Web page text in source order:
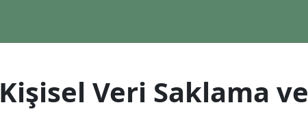
Veri Saklama ve